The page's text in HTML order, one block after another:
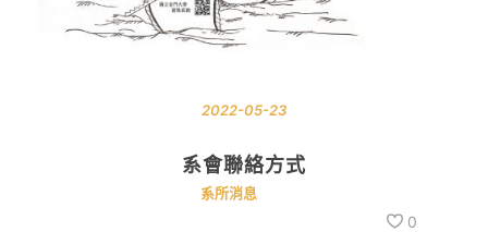
2022-05-23
系會聯絡方式
系所消息
0